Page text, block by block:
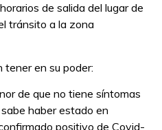
de salida del lugar de
tránsito a la zona
tener en su poder:
de que no tiene síntomas
haber estado en
positivo de Covid-